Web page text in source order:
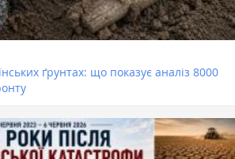
ґрунтах: що показує аналіз 8000